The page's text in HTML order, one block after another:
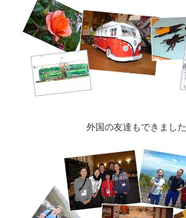
外国の友達もできました